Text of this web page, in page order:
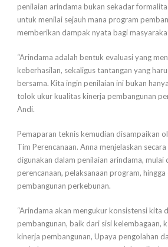
penilaian arindama bukan sekadar
untuk menilai sejauh mana program
memberikan dampak nyata bagi
“Arindama adalah bentuk evaluasi yang
keberhasilan, sekaligus tantangan yang
bersama. Kita ingin penilaian ini bukan
tolok ukur kualitas kinerja pembangunan
Andi.
Pemaparan teknis kemudian disampaikan
Tim Perencanaan. Anna menjelaskan
digunakan dalam penilaian arindama, mulai
perencanaan, pelaksanaan program, hingga
pembangunan perkebunan.
“Arindama akan mengukur konsistensi kita
pembangunan, baik dari sisi kelembagaan,
kinerja pembangunan, Upaya pengolahan